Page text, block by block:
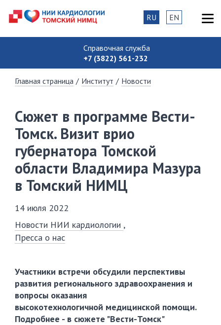
Справочная служба
+7 (3822) 561-232
RU EN
Главная страница / Институт / Новости
Сюжет в программе Вести-
Томск. Визит врио
губернатора Томской
области Владимира Мазура
в Томский НИМЦ
14 июля 2022
Новости НИИ кардиологии
Пресса о нас
Участники встречи обсудили перспективы
развития регионального здравоохранения и
вопросы оказания
высокотехнологичной медицинской помощи.
Подробнее - в сюжете "Вести-Томск"